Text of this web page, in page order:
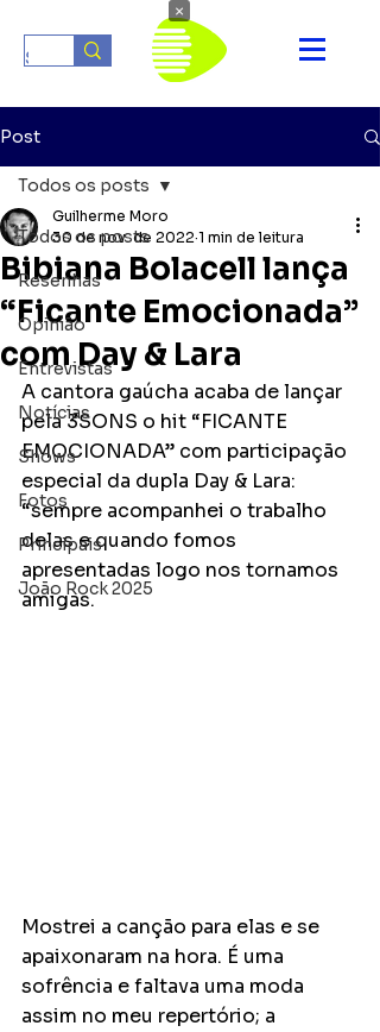
Post
Todos os posts
Resenhas
Opinião
Entrevistas
Notícias
Shows
Fotos
Principais
João Rock 2025
Todos os posts
Bibiana Bolacell lança
“Ficante Emocionada”
com Day & Lara
Guilherme Moro
30 de nov. de 2022 1 min de leitura
A cantora gaúcha acaba de lançar
pela 3SONS o hit “FICANTE
EMOCIONADA” com participação
especial da dupla Day & Lara:
“sempre acompanhei o trabalho
delas e quando fomos
apresentadas logo nos tornamos
amigas.
Mostrei a canção para elas e se
apaixonaram na hora. É uma
sofrência e faltava uma moda
assim no meu repertório; a
×